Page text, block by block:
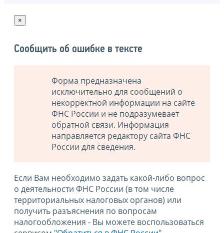
×
Сообщить об ошибке в тексте
Форма предназначена
исключительно для сообщений о
некорректной информации на сайте
ФНС России и не подразумевает
обратной связи. Информация
направляется редактору сайта ФНС
России для сведения.
Если Вам необходимо задать какой-либо вопрос
о деятельности ФНС России (в том числе
территориальных налоговых органов) или
получить разъяснения по вопросам
налогообложения - Вы можете воспользоваться